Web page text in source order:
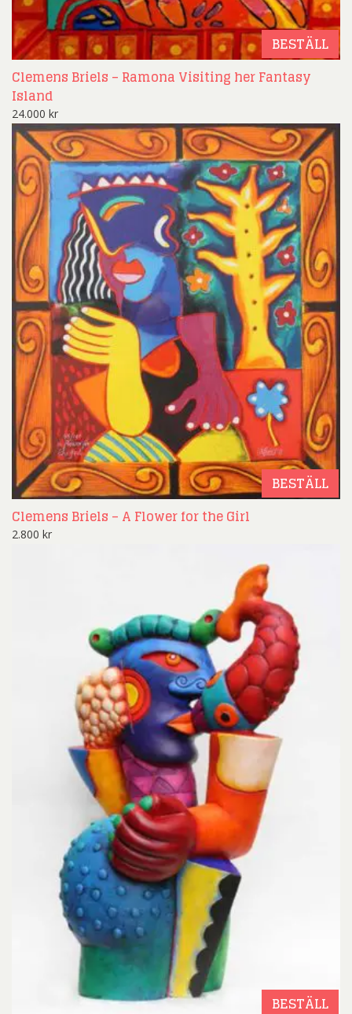
BESTÄLL
Clemens Briels – Ramona Visiting her Fantasy
Island
24.000 kr
BESTÄLL
Clemens Briels – A Flower for the Girl
2.800 kr
BESTÄLL